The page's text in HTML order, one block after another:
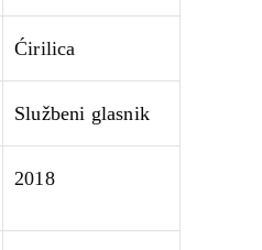
Ćirilica
Službeni glasnik
2018